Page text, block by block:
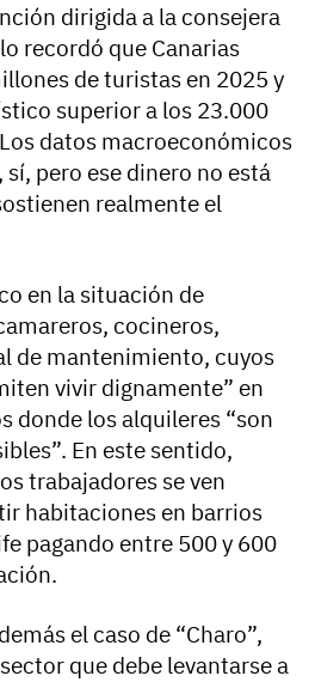
dirigida a la consejera
recordó que Canarias
de turistas en 2025 y
superior a los 23.000
datos macroeconómicos
pero ese dinero no está
realmente el
en la situación de
cocineros,
de mantenimiento, cuyos
vivir dignamente” en
donde los alquileres “son
En este sentido,
trabajadores se ven
habitaciones en barrios
pagando entre 500 y 600
el caso de “Charo”,
que debe levantarse a